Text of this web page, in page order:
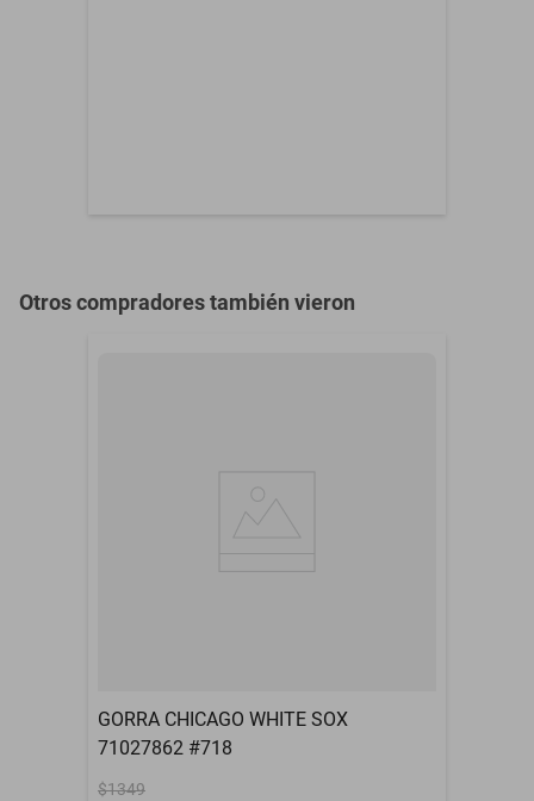
Otros compradores también vieron
GORRA CHICAGO WHITE SOX
71027862 #718
$1349